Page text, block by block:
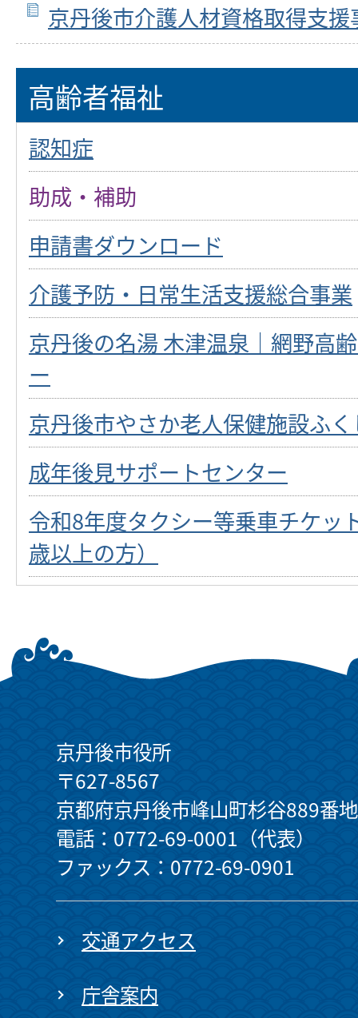
京丹後市介護人材資格取得支
高齢者福祉
認知症
助成・補助
申請書ダウンロード
介護予防・日常生活支援総合事業
京丹後の名湯 木津温泉｜網野高
ー
京丹後市やさか老人保健施設ふ
成年後見サポートセンター
令和8年度タクシー等乗車チケッ
歳以上の方）
京丹後市役所
〒627-8567
京都府京丹後市峰山町杉谷889番地
電話：0772-69-0001（代表）
ファックス：0772-69-0901
交通アクセス
庁舎案内